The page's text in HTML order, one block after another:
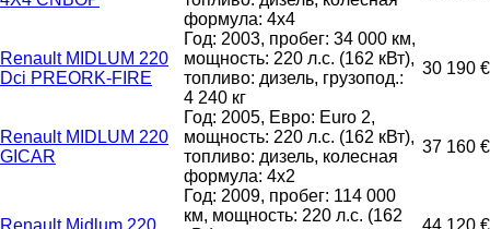
формула: 4x4
Renault MIDLUM 220
Dci PREORK-FIRE
Год: 2003, пробег: 34 000 км,
мощность: 220 л.с. (162 кВт),
топливо: дизель, грузопод.:
4 240 кг
30 190 €
Renault MIDLUM 220
GICAR
Год: 2005, Евро: Euro 2,
мощность: 220 л.с. (162 кВт),
топливо: дизель, колесная
формула: 4x2
37 160 €
Год: 2009, пробег: 114 000
км, мощность: 220 л.с. (162